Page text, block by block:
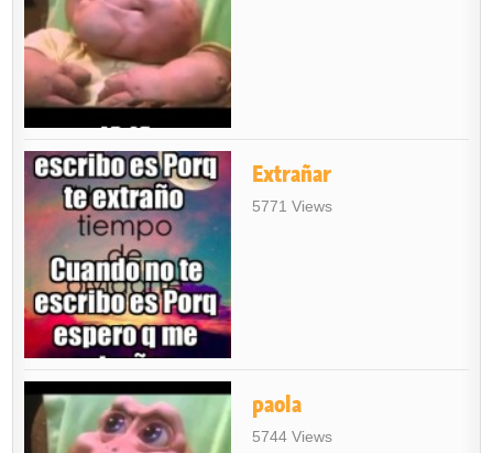
Extrañar
5771 Views
paola
5744 Views